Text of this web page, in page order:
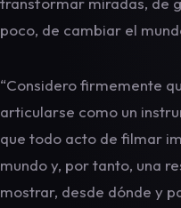
poco, de cambiar el
“Considero firmemente
articularse como un
que todo acto de filmar
mundo y, por tanto, una
mostrar, desde dónde y